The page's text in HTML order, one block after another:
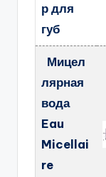
р для
губ
Мицел
лярная
вода
Eau
Micellai
re